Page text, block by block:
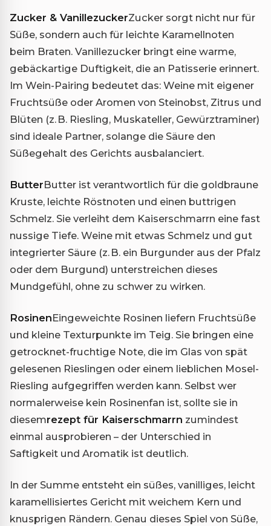
Zucker & VanillezuckerZucker sorgt nicht nur für
Süße, sondern auch für leichte Karamellnoten
beim Braten. Vanillezucker bringt eine warme,
gebäckartige Duftigkeit, die an Patisserie erinnert.
Im Wein-Pairing bedeutet das: Weine mit eigener
Fruchtsüße oder Aromen von Steinobst, Zitrus und
Blüten (z. B. Riesling, Muskateller, Gewürztraminer)
sind ideale Partner, solange die Säure den
Süßegehalt des Gerichts ausbalanciert.
ButterButter ist verantwortlich für die goldbraune
Kruste, leichte Röstnoten und einen buttrigen
Schmelz. Sie verleiht dem Kaiserschmarrn eine fast
nussige Tiefe. Weine mit etwas Schmelz und gut
integrierter Säure (z. B. ein Burgunder aus der Pfalz
oder dem Burgund) unterstreichen dieses
Mundgefühl, ohne zu schwer zu wirken.
RosinenEingeweichte Rosinen liefern Fruchtsüße
und kleine Texturpunkte im Teig. Sie bringen eine
getrocknet-fruchtige Note, die im Glas von spät
gelesenen Rieslingen oder einem lieblichen Mosel-
Riesling aufgegriffen werden kann. Selbst wer
normalerweise kein Rosinenfan ist, sollte sie in
diesemrezept für Kaiserschmarrn zumindest
einmal ausprobieren – der Unterschied in
Saftigkeit und Aromatik ist deutlich.
In der Summe entsteht ein süßes, vanilliges, leicht
karamellisiertes Gericht mit weichem Kern und
knusprigen Rändern. Genau dieses Spiel von Süße,